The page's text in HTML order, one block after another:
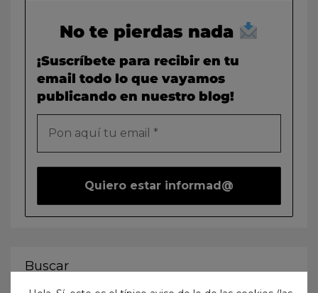
No te pierdas nada
¡Suscríbete para recibir en tu
email todo lo que vayamos
publicando en nuestro blog!
Buscar